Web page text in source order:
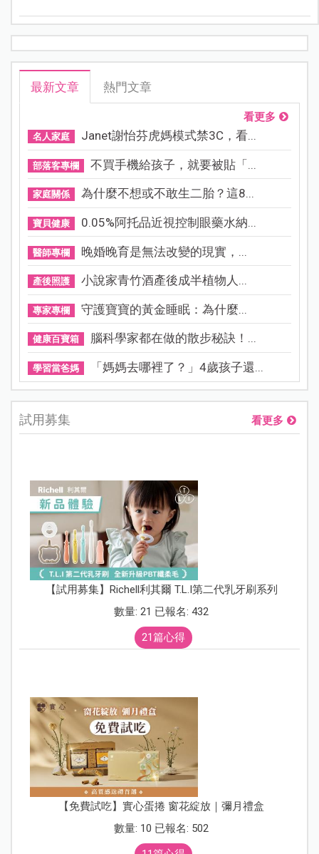
最新文章 熱門文章
看更多
名人家庭 Janet謝怡芬虎媽模式禁3C，看...
部落客專欄 不買手機給孩子，就要被貼「...
家庭關係 為什麼不想或不敢生二胎？這8...
寶貝健康 0.05%阿托品近視控制眼藥水納...
醫師專欄 晚婚晚育是無法改變的現實，...
產後照護 小說家青竹酒產後成半植物人...
專家專欄 守護寶寶的黃金睡眠：為什麼...
健康百寶箱 腦科學家都在做的散步秘訣！...
學習當爸媽 「媽媽去哪裡了？」4歲孩子還...
試用募集 看更多
【試用募集】Richell利其爾 T.L.I第二代乳牙刷系列
數量: 21 已報名: 432
21篇心得
【免費試吃】實心蛋捲 窗花綻放｜彌月禮盒
數量: 10 已報名: 502